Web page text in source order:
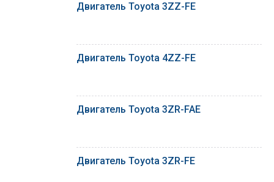
Двигатель Toyota 3ZZ-FE
Двигатель Toyota 4ZZ-FE
Двигатель Toyota 3ZR-FAE
Двигатель Toyota 3ZR-FE